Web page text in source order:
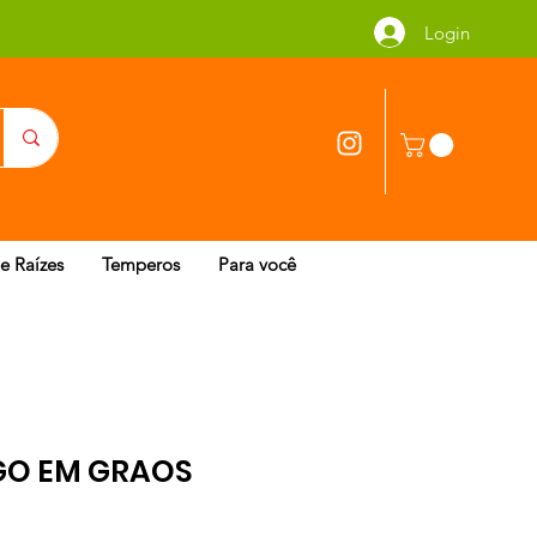
Login
Raízes Temperos Para você
EM GRAOS